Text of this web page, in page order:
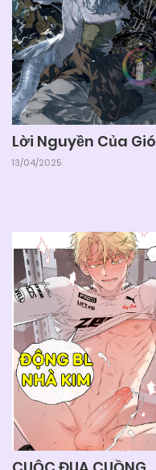
Lời Nguyền Của Gió
13/04/2025